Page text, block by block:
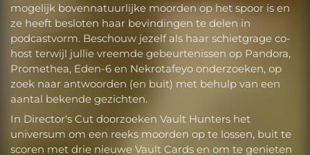
mogelijk bovennatuurlijke moorden op het spoor is en
ze heeft besloten haar bevindingen te delen in
podcastvorm. Beschouw jezelf als haar schietgrage co-
host terwijl jullie vreemde gebeurtenissen op Pandora,
Promethea, Eden-6 en Nekrotafeyo onderzoeken, op
zoek naar antwoorden (en buit) met behulp van een
aantal bekende gezichten.
In Director's Cut doorzoeken Vault Hunters het
universum om een reeks moorden op te lossen, buit te
scoren met drie nieuwe Vault Cards en om te genieten